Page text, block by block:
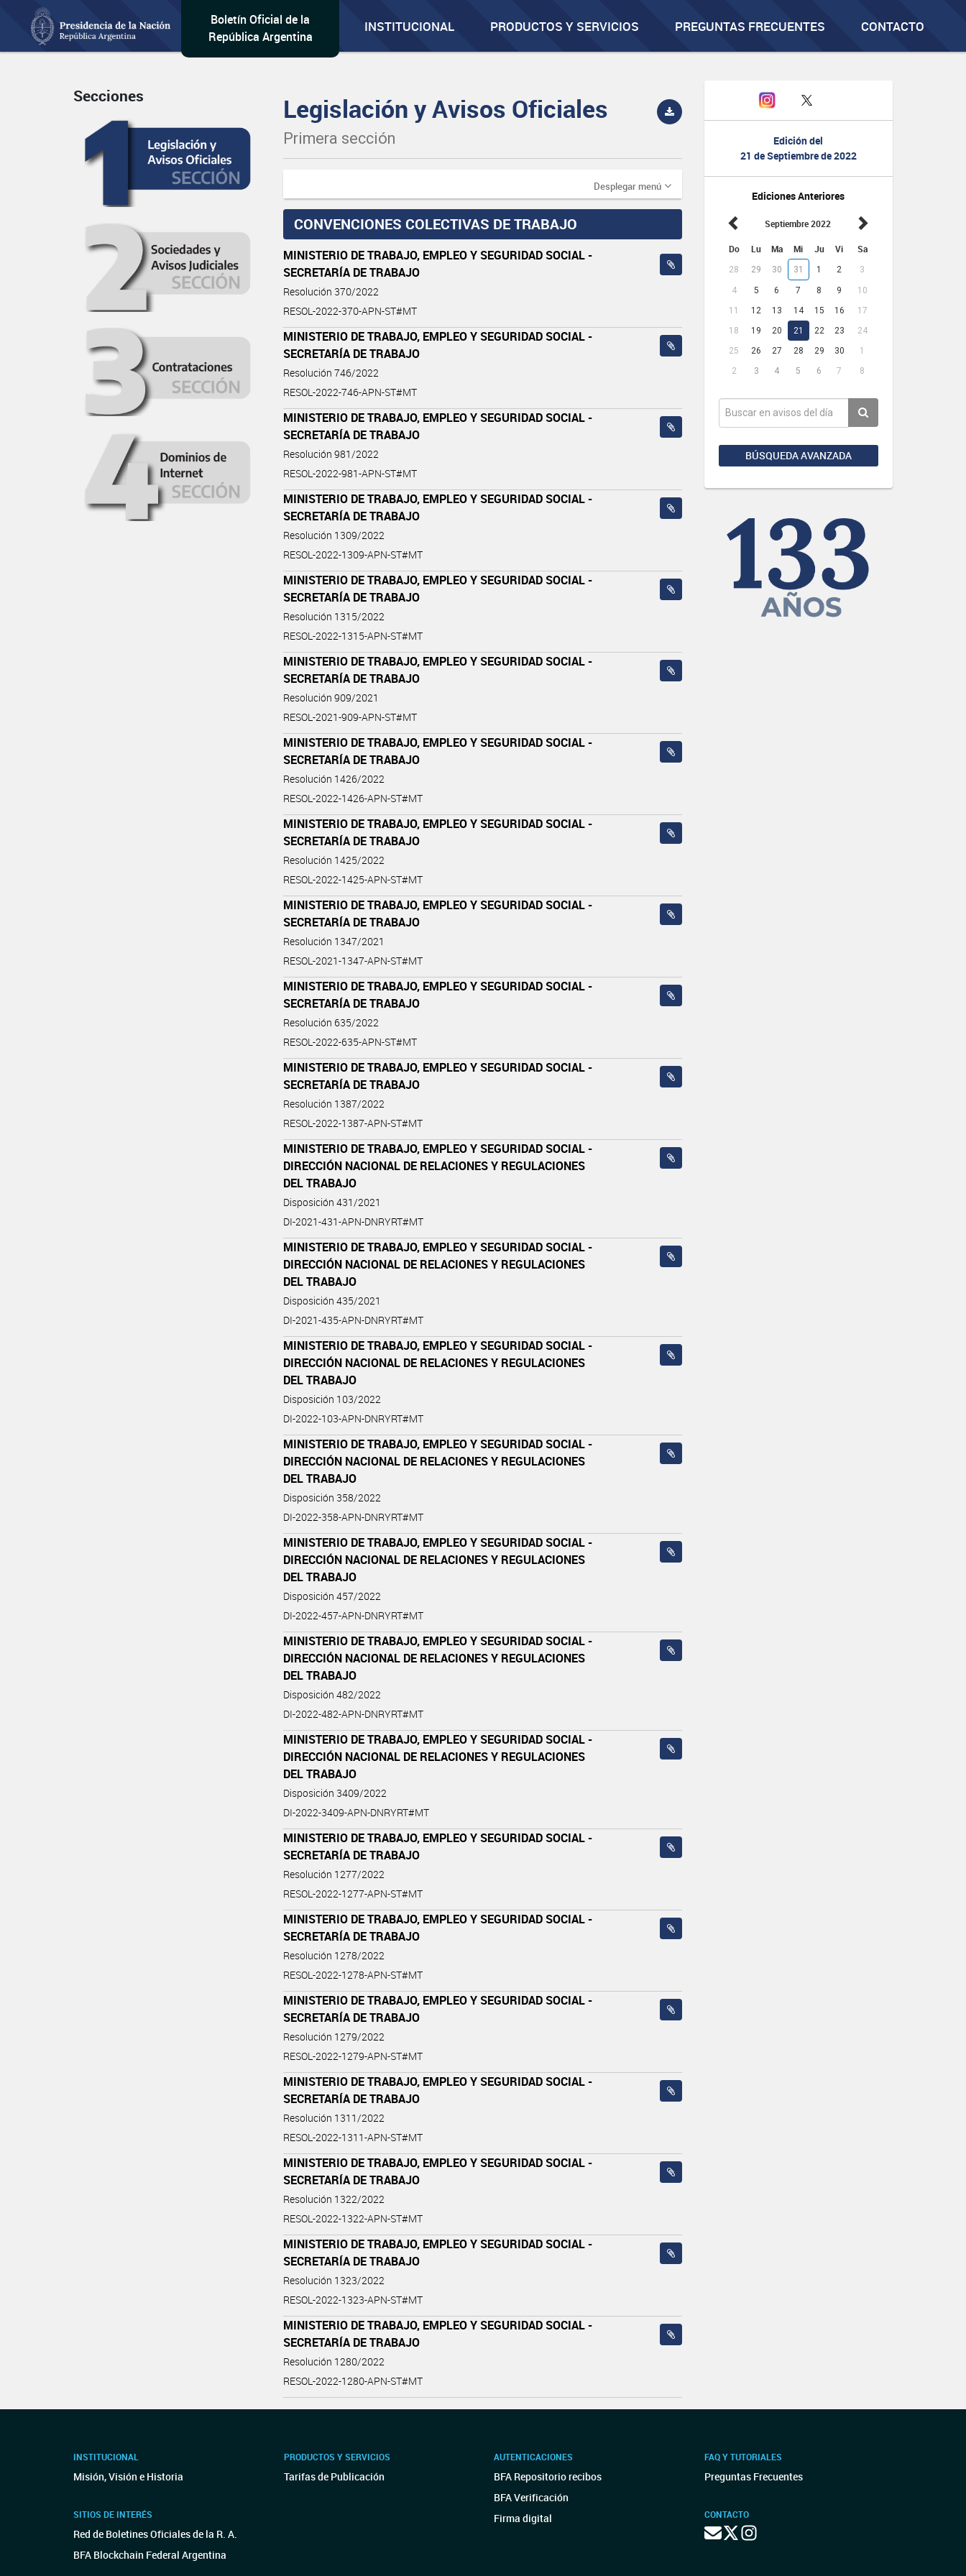
Boletín Oficial de la
República Argentina
INSTITUCIONAL PRODUCTOS Y SERVICIOS PREGUNTAS FRECUENTES CONTACTO
Edición del
21 de Septiembre de 2022
Ediciones Anteriores
Septiembre 2022
Do Lu Ma Mi Ju Vi Sa
28 29 30 31 1 2 3
4 5 6 7 8 9
10
11
12 13 14 15 16
17
18
19 20 21 22 23
24
25
26 27 28 29 30
1
2
3 4 5 6 7 8
BÚSQUEDA AVANZADA
Secciones Legislación y Avisos Oficiales
Primera sección
Desplegar menú
CONVENCIONES COLECTIVAS DE TRABAJO
MINISTERIO DE TRABAJO, EMPLEO Y SEGURIDAD SOCIAL -
SECRETARÍA DE TRABAJO
Resolución 370/2022
RESOL-2022-370-APN-ST#MT
MINISTERIO DE TRABAJO, EMPLEO Y SEGURIDAD SOCIAL -
SECRETARÍA DE TRABAJO
Resolución 746/2022
RESOL-2022-746-APN-ST#MT
MINISTERIO DE TRABAJO, EMPLEO Y SEGURIDAD SOCIAL -
SECRETARÍA DE TRABAJO
Resolución 981/2022
RESOL-2022-981-APN-ST#MT
MINISTERIO DE TRABAJO, EMPLEO Y SEGURIDAD SOCIAL -
SECRETARÍA DE TRABAJO
Resolución 1309/2022
RESOL-2022-1309-APN-ST#MT
MINISTERIO DE TRABAJO, EMPLEO Y SEGURIDAD SOCIAL -
SECRETARÍA DE TRABAJO
Resolución 1315/2022
RESOL-2022-1315-APN-ST#MT
MINISTERIO DE TRABAJO, EMPLEO Y SEGURIDAD SOCIAL -
SECRETARÍA DE TRABAJO
Resolución 909/2021
RESOL-2021-909-APN-ST#MT
MINISTERIO DE TRABAJO, EMPLEO Y SEGURIDAD SOCIAL -
SECRETARÍA DE TRABAJO
Resolución 1426/2022
RESOL-2022-1426-APN-ST#MT
MINISTERIO DE TRABAJO, EMPLEO Y SEGURIDAD SOCIAL -
SECRETARÍA DE TRABAJO
Resolución 1425/2022
RESOL-2022-1425-APN-ST#MT
MINISTERIO DE TRABAJO, EMPLEO Y SEGURIDAD SOCIAL -
SECRETARÍA DE TRABAJO
Resolución 1347/2021
RESOL-2021-1347-APN-ST#MT
MINISTERIO DE TRABAJO, EMPLEO Y SEGURIDAD SOCIAL -
SECRETARÍA DE TRABAJO
Resolución 635/2022
RESOL-2022-635-APN-ST#MT
MINISTERIO DE TRABAJO, EMPLEO Y SEGURIDAD SOCIAL -
SECRETARÍA DE TRABAJO
Resolución 1387/2022
RESOL-2022-1387-APN-ST#MT
MINISTERIO DE TRABAJO, EMPLEO Y SEGURIDAD SOCIAL -
DIRECCIÓN NACIONAL DE RELACIONES Y REGULACIONES
DEL TRABAJO
Disposición 431/2021
DI-2021-431-APN-DNRYRT#MT
MINISTERIO DE TRABAJO, EMPLEO Y SEGURIDAD SOCIAL -
DIRECCIÓN NACIONAL DE RELACIONES Y REGULACIONES
DEL TRABAJO
Disposición 435/2021
DI-2021-435-APN-DNRYRT#MT
MINISTERIO DE TRABAJO, EMPLEO Y SEGURIDAD SOCIAL -
DIRECCIÓN NACIONAL DE RELACIONES Y REGULACIONES
DEL TRABAJO
Disposición 103/2022
DI-2022-103-APN-DNRYRT#MT
MINISTERIO DE TRABAJO, EMPLEO Y SEGURIDAD SOCIAL -
DIRECCIÓN NACIONAL DE RELACIONES Y REGULACIONES
DEL TRABAJO
Disposición 358/2022
DI-2022-358-APN-DNRYRT#MT
MINISTERIO DE TRABAJO, EMPLEO Y SEGURIDAD SOCIAL -
DIRECCIÓN NACIONAL DE RELACIONES Y REGULACIONES
DEL TRABAJO
Disposición 457/2022
DI-2022-457-APN-DNRYRT#MT
MINISTERIO DE TRABAJO, EMPLEO Y SEGURIDAD SOCIAL -
DIRECCIÓN NACIONAL DE RELACIONES Y REGULACIONES
DEL TRABAJO
Disposición 482/2022
DI-2022-482-APN-DNRYRT#MT
MINISTERIO DE TRABAJO, EMPLEO Y SEGURIDAD SOCIAL -
DIRECCIÓN NACIONAL DE RELACIONES Y REGULACIONES
DEL TRABAJO
Disposición 3409/2022
DI-2022-3409-APN-DNRYRT#MT
MINISTERIO DE TRABAJO, EMPLEO Y SEGURIDAD SOCIAL -
SECRETARÍA DE TRABAJO
Resolución 1277/2022
RESOL-2022-1277-APN-ST#MT
MINISTERIO DE TRABAJO, EMPLEO Y SEGURIDAD SOCIAL -
SECRETARÍA DE TRABAJO
Resolución 1278/2022
RESOL-2022-1278-APN-ST#MT
MINISTERIO DE TRABAJO, EMPLEO Y SEGURIDAD SOCIAL -
SECRETARÍA DE TRABAJO
Resolución 1279/2022
RESOL-2022-1279-APN-ST#MT
MINISTERIO DE TRABAJO, EMPLEO Y SEGURIDAD SOCIAL -
SECRETARÍA DE TRABAJO
Resolución 1311/2022
RESOL-2022-1311-APN-ST#MT
MINISTERIO DE TRABAJO, EMPLEO Y SEGURIDAD SOCIAL -
SECRETARÍA DE TRABAJO
Resolución 1322/2022
RESOL-2022-1322-APN-ST#MT
MINISTERIO DE TRABAJO, EMPLEO Y SEGURIDAD SOCIAL -
SECRETARÍA DE TRABAJO
Resolución 1323/2022
RESOL-2022-1323-APN-ST#MT
MINISTERIO DE TRABAJO, EMPLEO Y SEGURIDAD SOCIAL -
SECRETARÍA DE TRABAJO
Resolución 1280/2022
RESOL-2022-1280-APN-ST#MT
INSTITUCIONAL
Misión, Visión e Historia
SITIOS DE INTERÉS
Red de Boletines Oficiales de la R. A.
BFA Blockchain Federal Argentina
PRODUCTOS Y SERVICIOS
Tarifas de Publicación
AUTENTICACIONES
BFA Repositorio recibos
BFA Verificación
Firma digital
FAQ Y TUTORIALES
Preguntas Frecuentes
CONTACTO